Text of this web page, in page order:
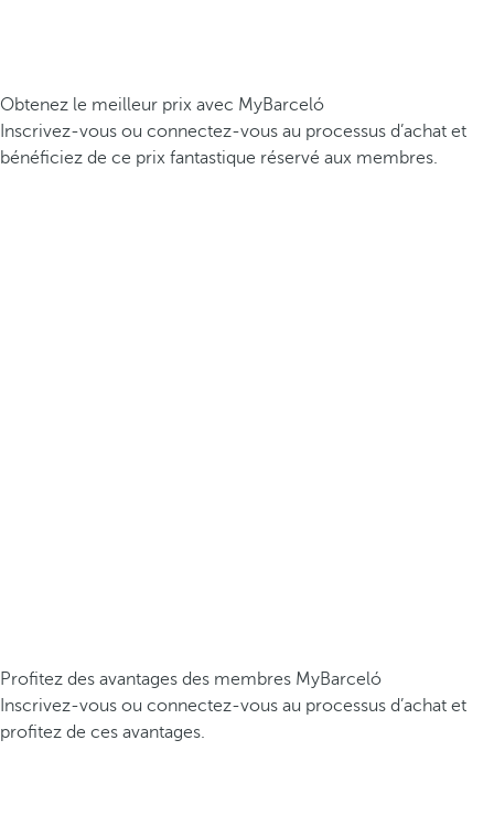
Obtenez le meilleur prix avec MyBarceló
Inscrivez-vous ou connectez-vous au processus d’achat et
bénéficiez de ce prix fantastique réservé aux membres.
Profitez des avantages des membres MyBarceló
Inscrivez-vous ou connectez-vous au processus d’achat et
profitez de ces avantages.